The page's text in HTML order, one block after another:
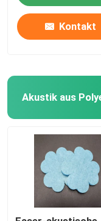
Kontakt
Akustik aus